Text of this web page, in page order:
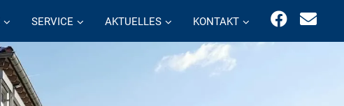
SERVICE AKTUELLES KONTAKT